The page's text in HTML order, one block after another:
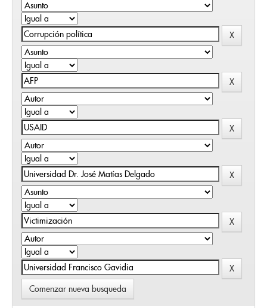
Comenzar nueva busqueda